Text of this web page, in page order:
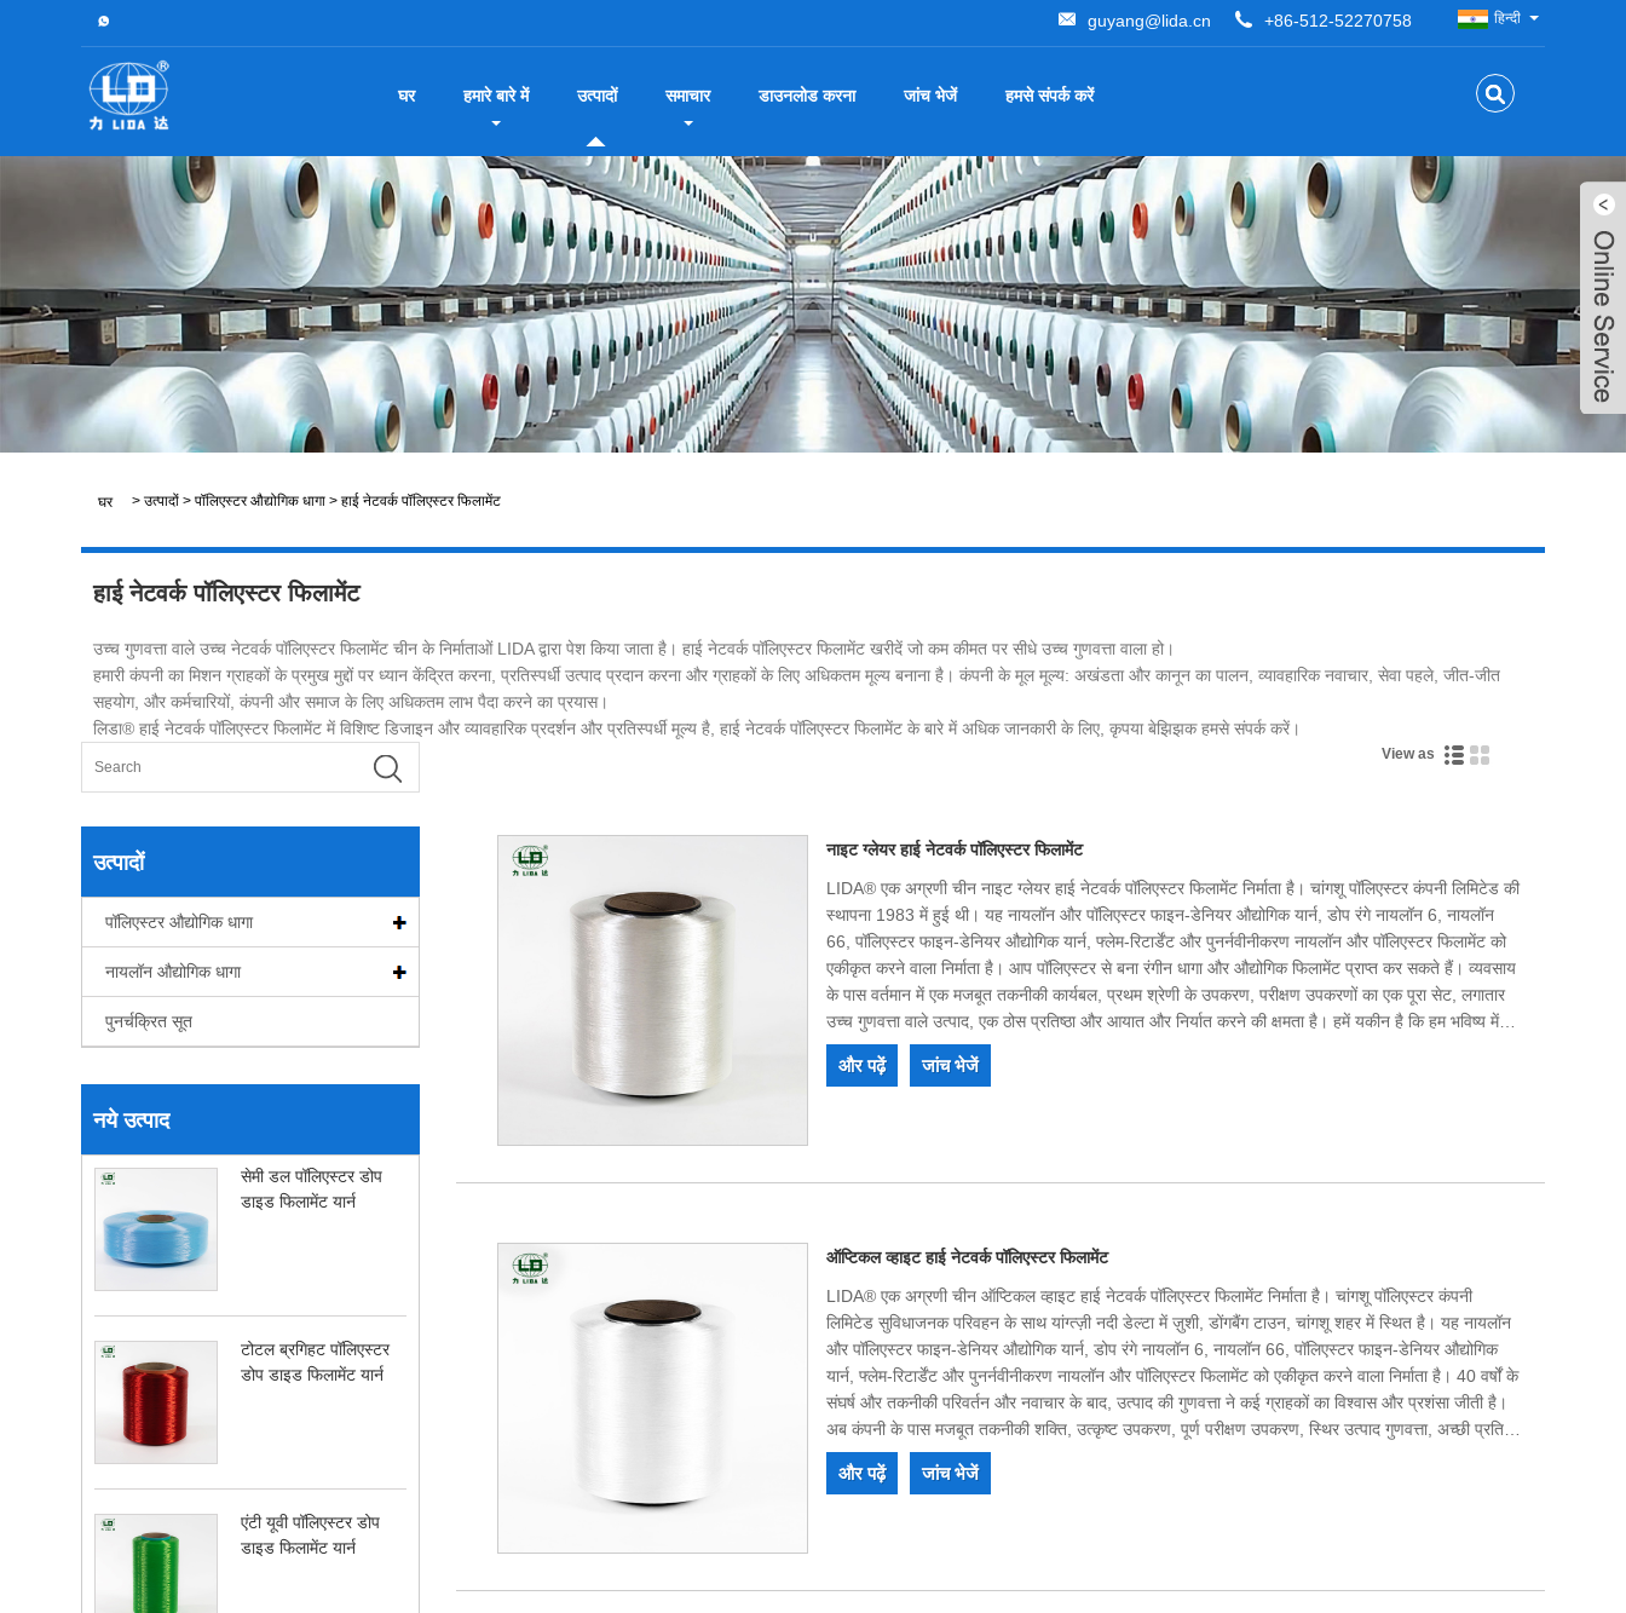
+86-512-52270758
guyang@lida.cn हिन्दी
घर हमारे बारे में उत्पादों समाचार डाउनलोड करना जांच भेजें हमसे संपर्क करें
घर > उत्पादों >पॉलिएस्टर औद्योगिक धागा >हाई नेटवर्क पॉलिएस्टर फिलामेंट
हाई नेटवर्क पॉलिएस्टर फिलामेंट
उच्च गुणवत्ता वाले उच्च नेटवर्क पॉलिएस्टर फिलामेंट चीन के निर्माताओं LIDA द्वारा पेश किया जाता है। हाई नेटवर्क पॉलिएस्टर फिलामेंट खरीदें जो कम कीमत पर सीधे उच्च गुणवत्ता वाला हो।
हमारी कंपनी का मिशन ग्राहकों के प्रमुख मुद्दों पर ध्यान केंद्रित करना, प्रतिस्पर्धी उत्पाद प्रदान करना और ग्राहकों के लिए अधिकतम मूल्य बनाना है। कंपनी के मूल मूल्य: अखंडता और कानून का पालन, व्यावहारिक नवाचार, सेवा पहले, जीत-जीत
सहयोग, और कर्मचारियों, कंपनी और समाज के लिए अधिकतम लाभ पैदा करने का प्रयास।
लिडा® हाई नेटवर्क पॉलिएस्टर फिलामेंट में विशिष्ट डिजाइन और व्यावहारिक प्रदर्शन और प्रतिस्पर्धी मूल्य है, हाई नेटवर्क पॉलिएस्टर फिलामेंट के बारे में अधिक जानकारी के लिए, कृपया बेझिझक हमसे संपर्क करें।
उत्पादों
पॉलिएस्टर औद्योगिक धागा
नायलॉन औद्योगिक धागा
पुनर्चक्रित सूत
नये उत्पाद
सेमी डल पॉलिएस्टर डोप
डाइड फिलामेंट यार्न
टोटल ब्रगिहट पॉलिएस्टर
डोप डाइड फिलामेंट यार्न
एंटी यूवी पॉलिएस्टर डोप
डाइड फिलामेंट यार्न
View as
नाइट ग्लेयर हाई नेटवर्क पॉलिएस्टर फिलामेंट
LIDA® एक अग्रणी चीन नाइट ग्लेयर हाई नेटवर्क पॉलिएस्टर फिलामेंट निर्माता है। चांगशू पॉलिएस्टर कंपनी लिमिटेड की
स्थापना 1983 में हुई थी। यह नायलॉन और पॉलिएस्टर फाइन-डेनियर औद्योगिक यार्न, डोप रंगे नायलॉन 6, नायलॉन
66, पॉलिएस्टर फाइन-डेनियर औद्योगिक यार्न, फ्लेम-रिटार्डेंट और पुनर्नवीनीकरण नायलॉन और पॉलिएस्टर फिलामेंट को
एकीकृत करने वाला निर्माता है। आप पॉलिएस्टर से बना रंगीन धागा और औद्योगिक फिलामेंट प्राप्त कर सकते हैं। व्यवसाय
के पास वर्तमान में एक मजबूत तकनीकी कार्यबल, प्रथम श्रेणी के उपकरण, परीक्षण उपकरणों का एक पूरा सेट, लगातार
उच्च गुणवत्ता वाले उत्पाद, एक ठोस प्रतिष्ठा और आयात और निर्यात करने की क्षमता है। हमें यकीन है कि हम भविष्य में
जीत-जीत की स्थिति बनाने के लिए मिलकर काम कर सकते हैं, और हम चीन में आपके दीर्घकालिक भागीदार बनने के
अवसर का स्वागत करते हैं।
और पढ़ें जांच भेजें
ऑप्टिकल व्हाइट हाई नेटवर्क पॉलिएस्टर फिलामेंट
LIDA® एक अग्रणी चीन ऑप्टिकल व्हाइट हाई नेटवर्क पॉलिएस्टर फिलामेंट निर्माता है। चांगशू पॉलिएस्टर कंपनी
लिमिटेड सुविधाजनक परिवहन के साथ यांग्त्ज़ी नदी डेल्टा में ज़ुशी, डोंगबैंग टाउन, चांगशू शहर में स्थित है। यह नायलॉन
और पॉलिएस्टर फाइन-डेनियर औद्योगिक यार्न, डोप रंगे नायलॉन 6, नायलॉन 66, पॉलिएस्टर फाइन-डेनियर औद्योगिक
यार्न, फ्लेम-रिटार्डेंट और पुनर्नवीनीकरण नायलॉन और पॉलिएस्टर फिलामेंट को एकीकृत करने वाला निर्माता है। 40 वर्षों के
संघर्ष और तकनीकी परिवर्तन और नवाचार के बाद, उत्पाद की गुणवत्ता ने कई ग्राहकों का विश्वास और प्रशंसा जीती है।
अब कंपनी के पास मजबूत तकनीकी शक्ति, उत्कृष्ट उपकरण, पूर्ण परीक्षण उपकरण, स्थिर उत्पाद गुणवत्ता, अच्छी प्रतिष्ठा
है और आयात और निर्यात का अधिकार है।
और पढ़ें जांच भेजें